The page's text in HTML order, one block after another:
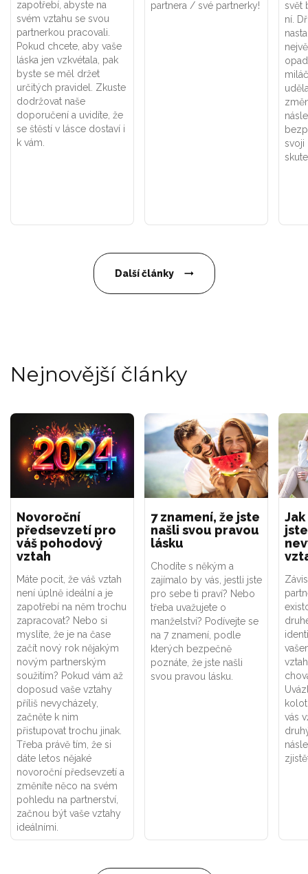
zapotřebí, abyste na
svém vztahu se svou
partnerkou pracovali.
Pokud chcete, aby vaše
láska jen vzkvétala, pak
byste se měl držet
určitých pravidel. Zkuste
dodržovat naše
doporučení a uvidíte, že
se štěstí v lásce dostaví i
k vám.
partnera / své partnerky!
svět
ní.
svoji
Další články
Nejnovější články
Novoroční
předsevzetí pro
váš pohodový
vztah
Máte pocit, že váš vztah
není úplně ideální a je
zapotřebí na něm trochu
zapracovat? Nebo si
myslíte, že je na čase
začít nový rok nějakým
novým partnerským
soužitím? Pokud vám až
doposud vaše vztahy
příliš nevycházely,
začněte k nim
přistupovat trochu jinak.
Třeba právě tím, že si
dáte letos nějaké
novoroční předsevzetí a
změníte něco na svém
pohledu na partnerství,
začnou být vaše vztahy
ideálními.
7 znamení, že jste
našli svou pravou
lásku
Chodíte s někým a
zajímalo by vás, jestli jste
pro sebe ti praví? Nebo
třeba uvažujete o
manželství? Podívejte se
na 7 znamení, podle
kterých bezpečně
poznáte, že jste našli
svou pravou lásku.
vás